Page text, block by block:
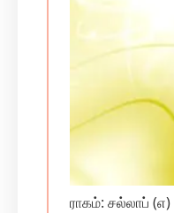
ராகம்: சல்லாப் (எ)